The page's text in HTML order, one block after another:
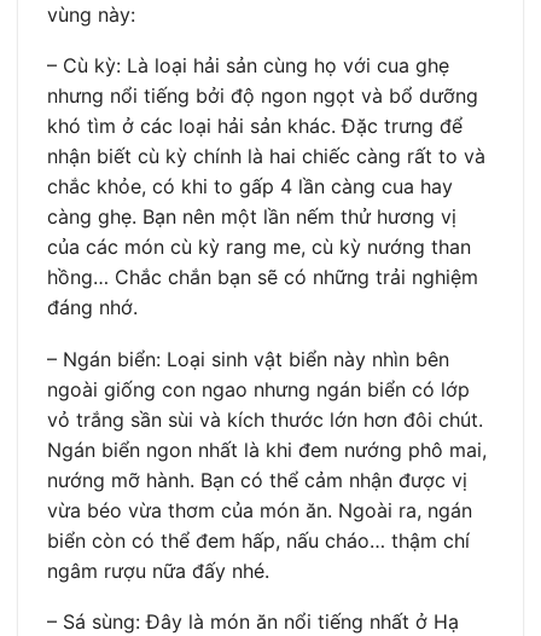
vùng này:
– Cù kỳ: Là loại hải sản cùng họ với cua ghẹ
nhưng nổi tiếng bởi độ ngon ngọt và bổ dưỡng
khó tìm ở các loại hải sản khác. Đặc trưng để
nhận biết cù kỳ chính là hai chiếc càng rất to và
chắc khỏe, có khi to gấp 4 lần càng cua hay
càng ghẹ. Bạn nên một lần nếm thử hương vị
của các món cù kỳ rang me, cù kỳ nướng than
hồng… Chắc chắn bạn sẽ có những trải nghiệm
đáng nhớ.
– Ngán biển: Loại sinh vật biển này nhìn bên
ngoài giống con ngao nhưng ngán biển có lớp
vỏ trắng sần sùi và kích thước lớn hơn đôi chút.
Ngán biển ngon nhất là khi đem nướng phô mai,
nướng mỡ hành. Bạn có thể cảm nhận được vị
vừa béo vừa thơm của món ăn. Ngoài ra, ngán
biển còn có thể đem hấp, nấu cháo… thậm chí
ngâm rượu nữa đấy nhé.
– Sá sùng: Đây là món ăn nổi tiếng nhất ở Hạ